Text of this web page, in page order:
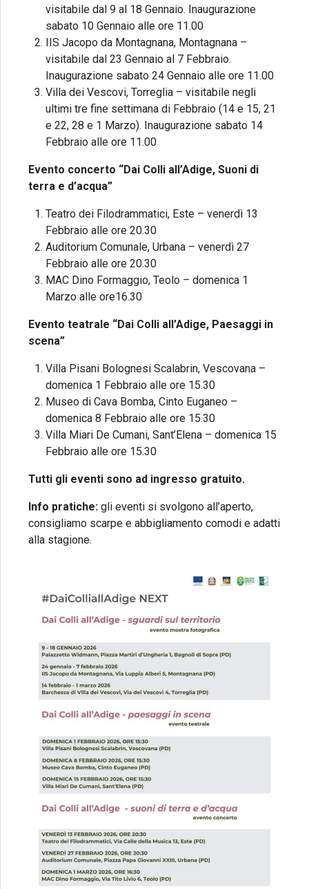
visitabile dal 9 al 18 Gennaio. Inaugurazione
sabato 10 Gennaio alle ore 11.00
IIS Jacopo da Montagnana, Montagnana –
visitabile dal 23 Gennaio al 7 Febbraio.
Inaugurazione sabato 24 Gennaio alle ore 11.00
Villa dei Vescovi, Torreglia – visitabile negli
ultimi tre fine settimana di Febbraio (14 e 15, 21
e 22, 28 e 1 Marzo). Inaugurazione sabato 14
Febbraio alle ore 11.00
Evento concerto “Dai Colli all’Adige, Suoni di
terra e d’acqua”
Teatro dei Filodrammatici, Este – venerdì 13
Febbraio alle ore 20.30
Auditorium Comunale, Urbana – venerdì 27
Febbraio alle ore 20.30
MAC Dino Formaggio, Teolo – domenica 1
Marzo alle ore16.30
Evento teatrale “Dai Colli all’Adige, Paesaggi in
scena”
Villa Pisani Bolognesi Scalabrin, Vescovana –
domenica 1 Febbraio alle ore 15.30
Museo di Cava Bomba, Cinto Euganeo –
domenica 8 Febbraio alle ore 15.30
Villa Miari De Cumani, Sant’Elena – domenica 15
Febbraio alle ore 15.30
Tutti gli eventi sono ad ingresso gratuito.
Info pratiche: gli eventi si svolgono all’aperto,
consigliamo scarpe e abbigliamento comodi e adatti
alla stagione.